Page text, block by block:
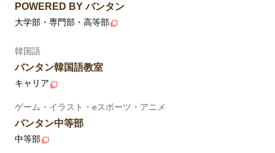
POWERED BY バンタン
大学部・専門部・高等部
韓国語
バンタン韓国語教室
キャリア
ゲーム・イラスト・eスポーツ・アニメ
バンタン中等部
中等部